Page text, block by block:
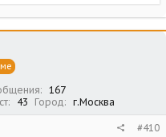
167
43 Город г.Москва
#410